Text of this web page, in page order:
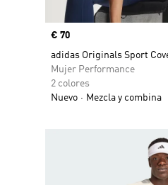
Precio
€ 70
adidas Originals Sport
Mujer Performance
2 colores
Nuevo
Mezcla y combina